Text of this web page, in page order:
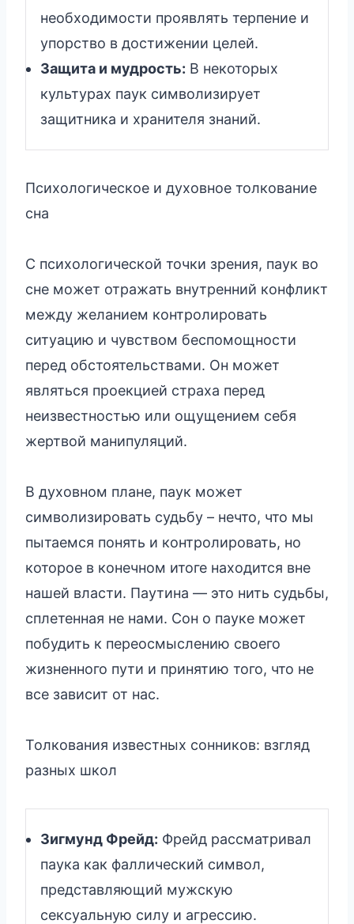
необходимости проявлять терпение и
упорство в достижении целей.
Защита и мудрость: В некоторых
культурах паук символизирует
защитника и хранителя знаний.
Психологическое и духовное толкование
сна
С психологической точки зрения, паук во
сне может отражать внутренний конфликт
между желанием контролировать
ситуацию и чувством беспомощности
перед обстоятельствами. Он может
являться проекцией страха перед
неизвестностью или ощущением себя
жертвой манипуляций.
В духовном плане, паук может
символизировать судьбу – нечто, что мы
пытаемся понять и контролировать, но
которое в конечном итоге находится вне
нашей власти. Паутина — это нить судьбы,
сплетенная не нами. Сон о пауке может
побудить к переосмыслению своего
жизненного пути и принятию того, что не
все зависит от нас.
Толкования известных сонников: взгляд
разных школ
Зигмунд Фрейд: Фрейд рассматривал
паука как фаллический символ,
представляющий мужскую
сексуальную силу и агрессию.